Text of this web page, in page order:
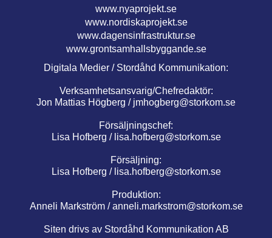
www.nyaprojekt.se
www.nordiskaprojekt.se
www.dagensinfrastruktur.se
www.grontsamhallsbyggande.se
Digitala Medier / Stordåhd Kommunikation:
Verksamhetsansvarig/Chefredaktör:
Jon Mattias Högberg / jmhogberg@storkom.se
Försäljningschef:
Lisa Hofberg / lisa.hofberg@storkom.se
Försäljning:
Lisa Hofberg / lisa.hofberg@storkom.se
Produktion:
Anneli Markström /anneli.markstrom@storkom.se
Siten drivs av Stordåhd Kommunikation AB